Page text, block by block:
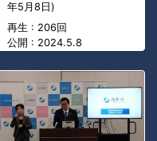
年5月8日)
再生 : 206回
公開 : 2024.5.8